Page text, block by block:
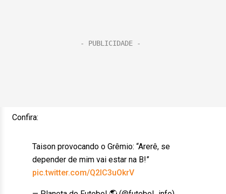
Confira:
Taison provocando o Grêmio: “Arerê, se
depender de mim vai estar na B!”
pic.twitter.com/Q2lC3uOkrV